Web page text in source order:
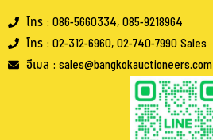
โทร : 086-5660334, 085-9218964
โทร : 02-312-6960, 02-740-7990 Sales
อีเมล : sales@bangkokauctioneers.com